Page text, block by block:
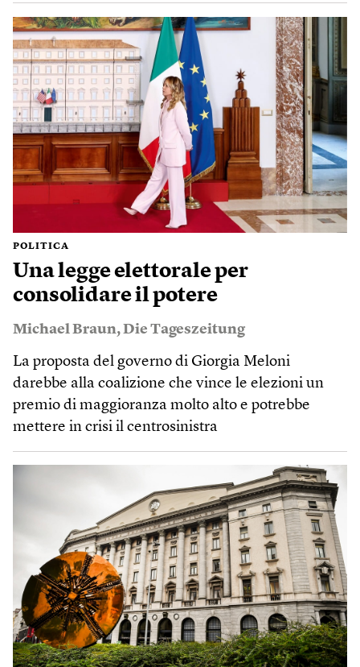
POLITICA
Una legge elettorale per
consolidare il potere
Michael Braun,Die Tageszeitung
La proposta del governo di Giorgia Meloni
darebbe alla coalizione che vince le elezioni un
premio di maggioranza molto alto e potrebbe
mettere in crisi il centrosinistra